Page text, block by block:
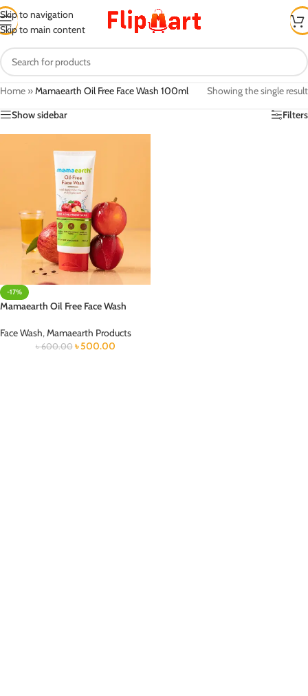
Skip to navigation
Skip to main content
Home »Mamaearth Oil Free Face Wash 100ml
Showing the single result
Show sidebar
Filters
-17%
Mamaearth Oil Free Face Wash
Face Wash,Mamaearth Products
৳600.00 ৳500.00